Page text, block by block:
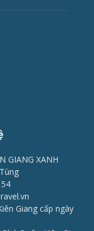
GIANG XANH
Giang cấp ngày